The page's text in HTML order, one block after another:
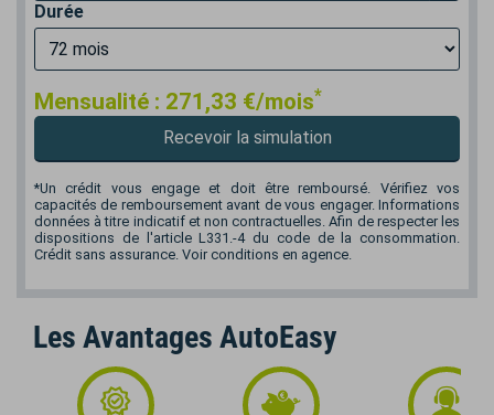
Durée
Mensualité : 271,33 €/mois*
Recevoir la simulation
*Un crédit vous engage et doit être remboursé. Vérifiez vos
capacités de remboursement avant de vous engager. Informations
données à titre indicatif et non contractuelles. Afin de respecter les
dispositions de l'article L331.-4 du code de la consommation.
Crédit sans assurance. Voir conditions en agence.
Les Avantages AutoEasy